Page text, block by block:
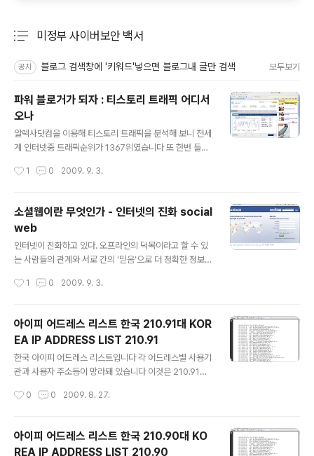
미정부 사이버보안 백서
공지 블로그 검색창에 '키워드'넣으면 블로그내 글만 검색 모두보기
파워 블로거가 되자 : 티스토리 트래픽 어디서
오나
알렉사닷컴을 이용해 티스토리 트래픽을 분석해 보니 전세
계 인터넷중 트래픽순위가 1367위였습니다 또 한번 들어
트패픽은 조금 줄어드는 경향이지만 항상 업앤다운이 반복
07% 남짓이 티스토리에 방문하며 3개월 평균 머문 시간
은 2.5분이지만 어제 머문 시간 평균은 1.9분으로 조금 줄
어드는 것으로 조사됐습니다 주목할 것은 검색엔진에서 티
스토리를 검색해서 방문하는 네티즌숫자입니다 지난 3개
월간 티스토리를 검색해서 방문하는 네티즌이 무려 50%
인기가 상승하면서 검색이 급격히 늘고 있다는 증겁니다
1 0 2009. 9. 3.
소셜웹이란 무엇인가 - 인터넷의 진화 social
web
인터넷이 진화하고 있다. 오프라인의 덕목이라고 할 수 있
는 사람들의 관계와 서로 간의 ‘믿음’으로 더 정확한 정보를
셜 웹(Social Web)’이다. ○ 인터넷의 진화 지금까지 성
식간에 정확한 검색 결과를 찾아내는 기술을 가진 기업들
이었다. 미국의 구글 같은 회사가 대표적이다. 한국도 NH
N 검색 포털 ‘네이버’가 정보를 잘 찾아내는 기술력을 가졌
다는 평가를 받으며 검색 시장의 80% 이상을 차지하고 있
다. 이른바 ‘웹 2.0’이라 불리며 각광을 받았던 비즈니스 모
려워 고민에 빠졌다. 예를 들어 네이버 검색 창에서 ‘요즘
1 0 2009. 9. 3.
아이피 어드레스 리스트 한국 210.91대 KOR
EA IP ADDRESS LIST 210.91
한국 아이피 어드레스 리스트입니다 각 어드레스별 사용기
관과 사용자 주소등이 망라돼 있습니다 이것은 210.91대
이피 어드레스 리스트를 올리겠습니다 IP LIST KOREA
0 0 2009. 8. 27.
아이피 어드레스 리스트 한국 210.90대 KO
REA IP ADDRESS LIST 210.90